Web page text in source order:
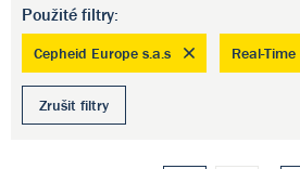
Použité filtry:
Cepheid Europe s.a.s Real-Time
Zrušit filtry